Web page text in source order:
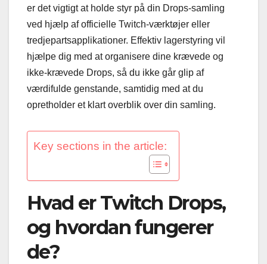
er det vigtigt at holde styr på din Drops-samling
ved hjælp af officielle Twitch-værktøjer eller
tredjepartsapplikationer. Effektiv lagerstyring vil
hjælpe dig med at organisere dine krævede og
ikke-krævede Drops, så du ikke går glip af
værdifulde genstande, samtidig med at du
opretholder et klart overblik over din samling.
Key sections in the article:
Hvad er Twitch Drops,
og hvordan fungerer
de?